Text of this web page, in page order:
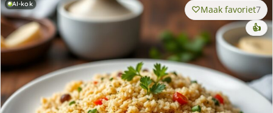
AI-kok Maak favoriet7
👍